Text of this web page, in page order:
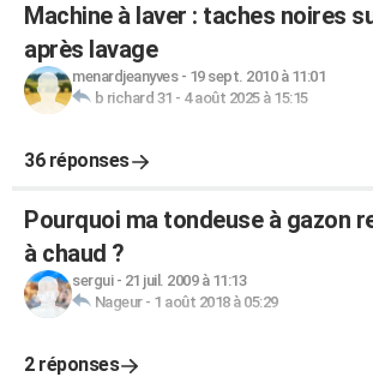
Machine à laver : taches noires
après lavage
menardjeanyves- 19 sept. 2010 à 11:01
b richard 31 - 4 août 2025 à 15:15
36 réponses
Pourquoi ma tondeuse à gazon
à chaud ?
sergui- 21 juil. 2009 à 11:13
Nageur- 1 août 2018 à 05:29
2 réponses